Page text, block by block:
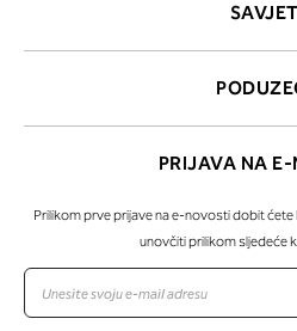
PRIJAVA NA E-
Prilikom prve prijave na e-novosti dobit
unovčiti prilikom sljedeće